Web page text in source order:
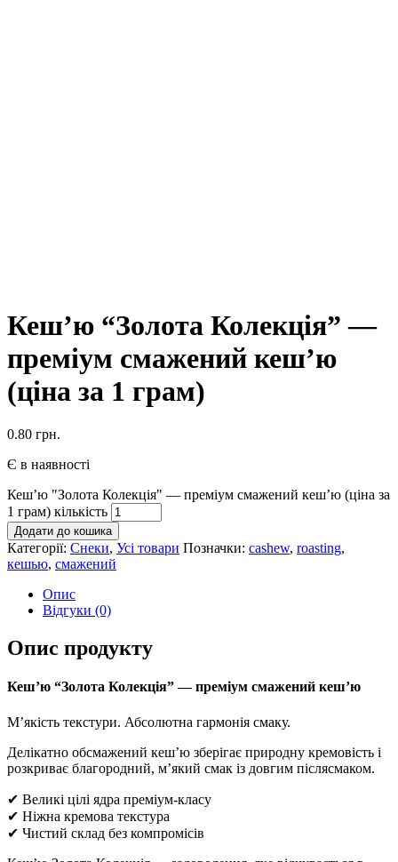
Кеш’ю “Золота Колекція” —
преміум смажений кеш’ю
(ціна за 1 грам)
0.80 грн.
Є в наявності
Кеш’ю "Золота Колекція" — преміум смажений кеш’ю (ціна за
1 грам) кількість
Додати до кошика
Категорії: Снеки, Усі товари Позначки: cashew, roasting,
кешью, смажений
Опис
Відгуки (0)
Опис продукту
Кеш’ю “Золота Колекція” — преміум смажений кеш’ю
М’якість текстури. Абсолютна гармонія смаку.
Делікатно обсмажений кеш’ю зберігає природну кремовість і
розкриває благородний, м’який смак із довгим післясмаком.
✔ Великі цілі ядра преміум-класу
✔ Ніжна кремова текстура
✔ Чистий склад без компромісів